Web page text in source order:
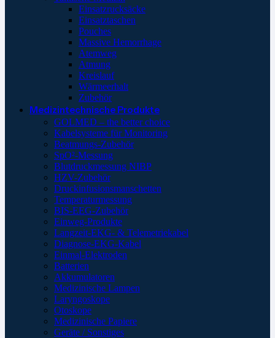
Einsatzrucksäcke
Einsatztaschen
Pouches
Massive Hemorrhage
Atemweg
Atmung
Kreislauf
Wärmeerhalt
Zubehör
Medizintechnische Produkte
GOLMED – the better choice
Kabelsysteme für Monitoring
Beatmungs-Zubehör
SpO²-Messung
Blutdruckmessung NIBP
HZV-Zubehör
Druckinfusionsmanschetten
Temperaturmessung
BIS-EEG-Zubehör
Einweg-Produkte
Langzeit-EKG- & Telemetriekabel
Diagnose-EKG-Kabel
Einmal-Elektroden
Batterien
Akkumulatoren
Medizinische Lampen
Laryngoskope
Otoskope
Medizinische Papiere
Geräte / Sonstiges